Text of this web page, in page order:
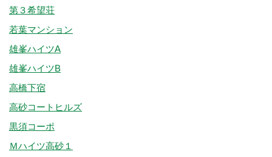
第３希望荘
若葉マンション
雄峯ハイツA
雄峯ハイツB
高橋下宿
高砂コートヒルズ
黒須コーポ
Ｍハイツ高砂１